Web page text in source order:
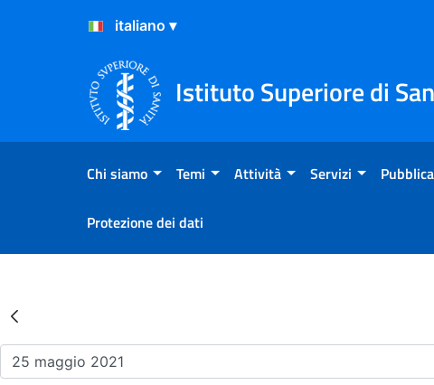
Salta al Contenuto
Salta al Footer
Istituto Superiore di
Chi siamo Temi Attività Servizi
Protezione dei dati
Risultati della Ricerca - Eventi